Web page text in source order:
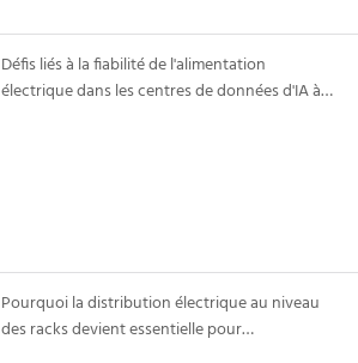
Défis liés à la fiabilité de l'alimentation
électrique dans les centres de données d'IA à
Pourquoi la distribution électrique au niveau
des racks devient essentielle pour